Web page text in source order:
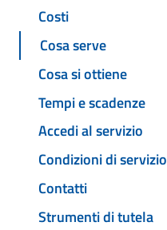
Costi
Cosa serve
Cosa si ottiene
Tempi e scadenze
Accedi al servizio
Condizioni di servizio
Contatti
Strumenti di tutela